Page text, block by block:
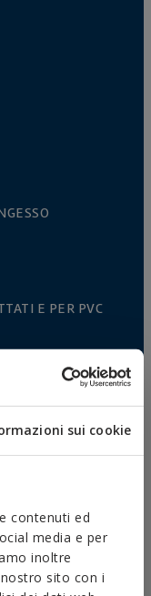
sui cookie
contenuti ed
media e per
inoltre
sito con i
E PER PVC